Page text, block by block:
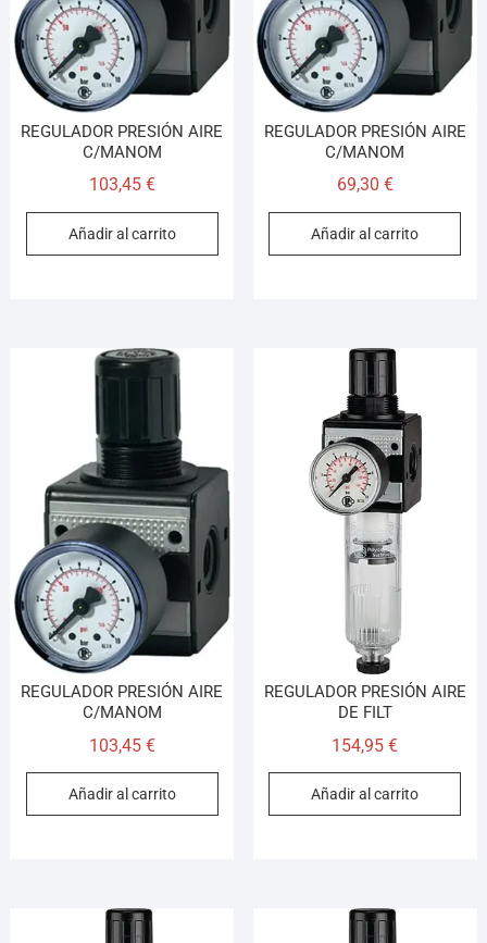
REGULADOR PRESIÓN AIRE
C/MANOM
103,45 €
Añadir al carrito
REGULADOR PRESIÓN AIRE
C/MANOM
69,30 €
Añadir al carrito
REGULADOR PRESIÓN AIRE
C/MANOM
103,45 €
Añadir al carrito
REGULADOR PRESIÓN AIRE
DE FILT
154,95€
Añadir al carrito